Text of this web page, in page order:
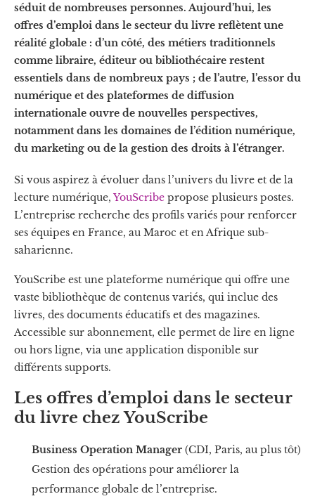
séduit de nombreuses personnes. Aujourd’hui, les
offres d’emploi dans le secteur du livre reflètent une
réalité globale : d’un côté, des métiers traditionnels
comme libraire, éditeur ou bibliothécaire restent
essentiels dans de nombreux pays ; de l’autre, l’essor du
numérique et des plateformes de diffusion
internationale ouvre de nouvelles perspectives,
notamment dans les domaines de l’édition numérique,
du marketing ou de la gestion des droits à l’étranger.
Si vous aspirez à évoluer dans l’univers du livre et de la
lecture numérique, YouScribe propose plusieurs postes.
L’entreprise recherche des profils variés pour renforcer
ses équipes en France, au Maroc et en Afrique sub-
saharienne.
YouScribe est une plateforme numérique qui offre une
vaste bibliothèque de contenus variés, qui inclue des
livres, des documents éducatifs et des magazines.
Accessible sur abonnement, elle permet de lire en ligne
ou hors ligne, via une application disponible sur
différents supports.
Les offres d’emploi dans le secteur
du livre chez YouScribe
Business Operation Manager (CDI, Paris, au plus tôt)
Gestion des opérations pour améliorer la
performance globale de l’entreprise.